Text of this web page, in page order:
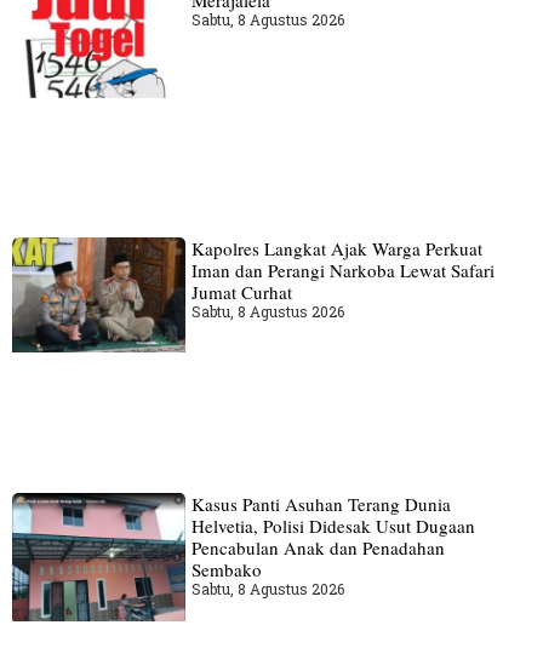
Sabtu, 8 Agustus 2026
Kapolres Langkat Ajak Warga Perkuat
Iman dan Perangi Narkoba Lewat Safari
Jumat Curhat
Sabtu, 8 Agustus 2026
Kasus Panti Asuhan Terang Dunia
Helvetia, Polisi Didesak Usut Dugaan
Pencabulan Anak dan Penadahan
Sembako
Sabtu, 8 Agustus 2026